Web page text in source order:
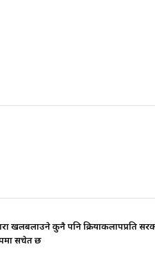
जिउँदै पार्टी कार्यालय जान चाहन्थे